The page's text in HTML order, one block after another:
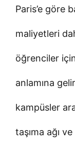
Paris’e göre
maliyetleri
öğrenciler
anlamına
kampüsler
taşıma ağı